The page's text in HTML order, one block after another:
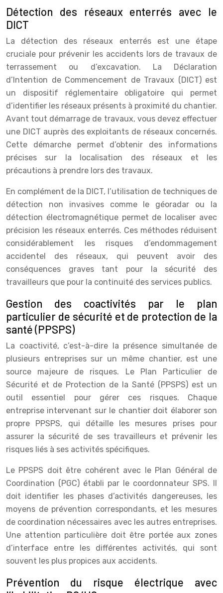
Détection des réseaux enterrés avec le
DICT
La détection des réseaux enterrés est une étape
cruciale pour prévenir les accidents lors de travaux de
terrassement ou d’excavation. La Déclaration
d’Intention de Commencement de Travaux (DICT) est
un dispositif réglementaire obligatoire qui permet
d’identifier les réseaux présents à proximité du chantier.
Avant tout démarrage de travaux, vous devez effectuer
une DICT auprès des exploitants de réseaux concernés.
Cette démarche permet d’obtenir des informations
précises sur la localisation des réseaux et les
précautions à prendre lors des travaux.
En complément de la DICT, l’utilisation de techniques de
détection non invasives comme le géoradar ou la
détection électromagnétique permet de localiser avec
précision les réseaux enterrés. Ces méthodes réduisent
considérablement les risques d’endommagement
accidentel des réseaux, qui peuvent avoir des
conséquences graves tant pour la sécurité des
travailleurs que pour la continuité des services publics.
Gestion des coactivités par le plan
particulier de sécurité et de protection de la
santé (PPSPS)
La coactivité, c’est-à-dire la présence simultanée de
plusieurs entreprises sur un même chantier, est une
source majeure de risques. Le Plan Particulier de
Sécurité et de Protection de la Santé (PPSPS) est un
outil essentiel pour gérer ces risques. Chaque
entreprise intervenant sur le chantier doit élaborer son
propre PPSPS, qui détaille les mesures prises pour
assurer la sécurité de ses travailleurs et prévenir les
risques liés à ses activités spécifiques.
Le PPSPS doit être cohérent avec le Plan Général de
Coordination (PGC) établi par le coordonnateur SPS. Il
doit identifier les phases d’activités dangereuses, les
moyens de prévention correspondants, et les mesures
de coordination nécessaires avec les autres entreprises.
Une attention particulière doit être portée aux zones
d’interface entre les différentes activités, qui sont
souvent les plus propices aux accidents.
Prévention du risque électrique avec